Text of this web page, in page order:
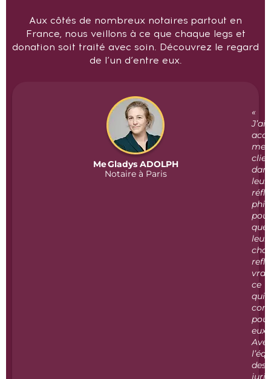
Aux côtés de nombreux notaires partout en
France, nous veillons à ce que chaque legs et
donation soit traité avec soin. Découvrez le regard
de l’un d’entre eux.
Me Gladys ADOLPH
Notaire à Paris
«
mes
leur
pour
que
ce
qui
pour
eux.
des